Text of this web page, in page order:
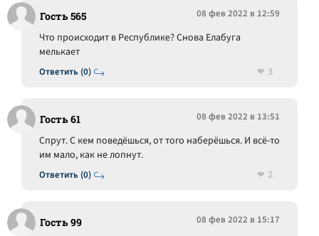
Гость 565 08 фев 2022 в 12:59
Ответить (0)
Что происходит в Республике? Снова Елабуга
мелькает
3
Гость 61 08 фев 2022 в 13:51
Ответить (0)
Спрут. С кем поведёшься, от того наберёшься. И всё-то
им мало, как не лопнут.
2
Гость 99 08 фев 2022 в 15:17